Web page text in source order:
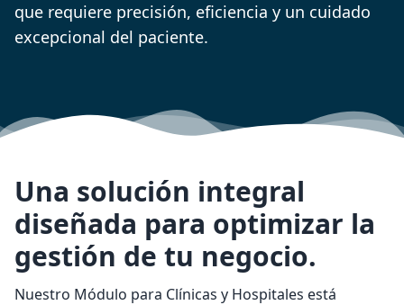
que requiere precisión, eficiencia y un cuidado
excepcional del paciente.
Una solución integral
diseñada para optimizar la
gestión de tu negocio.
Nuestro Módulo para Clínicas y Hospitales está